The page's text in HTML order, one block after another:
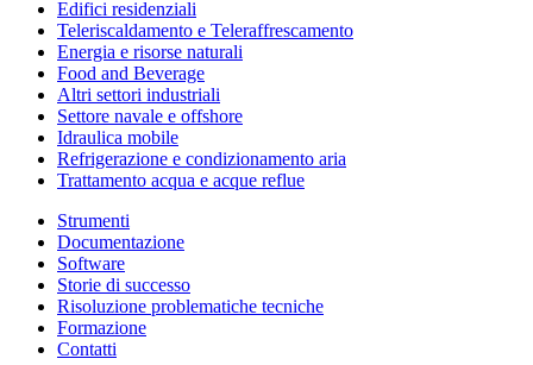
Edifici residenziali
Teleriscaldamento e Teleraffrescamento
Energia e risorse naturali
Food and Beverage
Altri settori industriali
Settore navale e offshore
Idraulica mobile
Refrigerazione e condizionamento aria
Trattamento acqua e acque reflue
Strumenti
Documentazione
Software
Storie di successo
Risoluzione problematiche tecniche
Formazione
Contatti